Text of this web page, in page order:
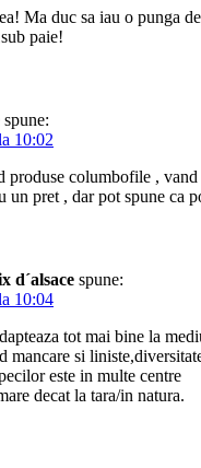
Ma duc sa iau o punga
paie!
spune:
10:02
produse columbofile ,
un pret , dar pot spune ca
d´alsace spune:
10:04
tot mai bine la
mancare si
este in multe centre
decat la tara/in natura.